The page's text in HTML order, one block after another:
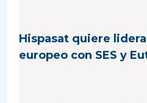
Hispasat quiere
europeo con SES y